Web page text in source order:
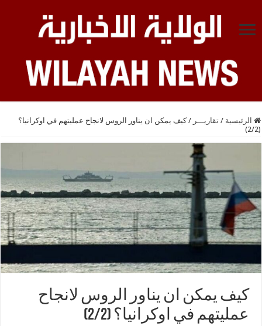
الرئيسية / تقاريـــر / كيف يمكن ان يناور الروس لانجاح عمليتهم في اوكرانيا؟
(2/2)
كيف يمكن ان يناور الروس لانجاح
عمليتهم في اوكرانيا؟ (2/2)